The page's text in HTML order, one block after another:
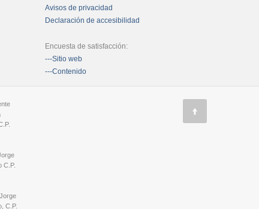
Avisos de privacidad
Declaración de accesibilidad
Encuesta de satisfacción:
---Sitio web
---Contenido
C.P.
C.P.